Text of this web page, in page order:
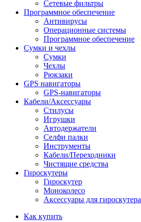
Сетевые фильтры
Программное обеспечение
Антивирусы
Операционные системы
Программное обеспечение
Сумки и чехлы
Сумки
Чехлы
Рюкзаки
GPS навигаторы
GPS-навигаторы
Кабели/Аксессуары
Стилусы
Игрушки
Автодержатели
Селфи палки
Инструменты
Кабели/Переходники
Чистящие средства
Гироскутеры
Гироскутер
Моноколесо
Аксессуары для гироскутера
Как купить